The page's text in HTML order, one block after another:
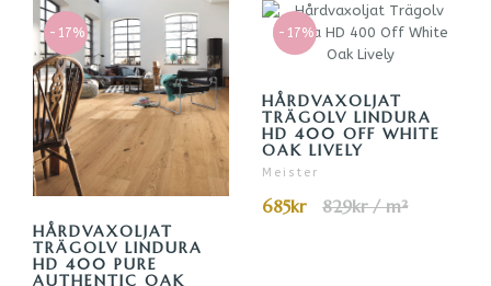
-17%
HÅRDVAXOLJAT
TRÄGOLV LINDURA
HD 400 PURE
AUTHENTIC OAK
-17%
HÅRDVAXOLJAT
TRÄGOLV LINDURA
HD 400 OFF WHITE
OAK LIVELY
Meister
685kr 829kr / m²